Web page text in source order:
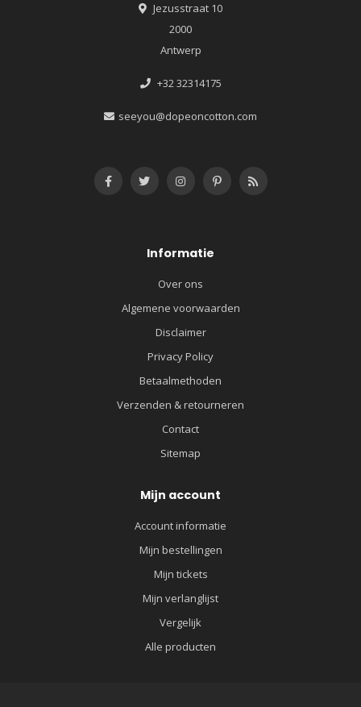
Jezusstraat 10
2000
Antwerp
+32 32314175
seeyou@dopeoncotton.com
Informatie
Over ons
Algemene voorwaarden
Disclaimer
Privacy Policy
Betaalmethoden
Verzenden & retourneren
Contact
Sitemap
Mijn account
Account informatie
Mijn bestellingen
Mijn tickets
Mijn verlanglijst
Vergelijk
Alle producten